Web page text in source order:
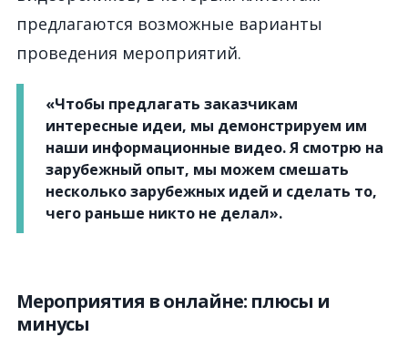
предлагаются возможные варианты
проведения мероприятий.
«Чтобы предлагать заказчикам
интересные идеи, мы демонстрируем им
наши информационные видео. Я смотрю на
зарубежный опыт, мы можем смешать
несколько зарубежных идей и сделать то,
чего раньше никто не делал».
Мероприятия в онлайне: плюсы и
минусы